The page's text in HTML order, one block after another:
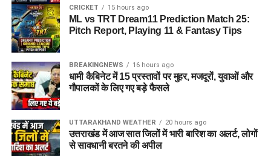
CRICKET 15 hours ago
ML vs TRT Dream11 Prediction Match 25:
Pitch Report, Playing 11 & Fantasy Tips
BREAKINGNEWS 16 hours ago
धामी कैबिनेट में 15 प्रस्तावों पर मुहर, मजदूरों, युवाओं और
गौपालकों के लिए गए बड़े फैसले
UTTARAKHAND WEATHER 20 hours ago
उत्तराखंड में आज सात जिलों में भारी बारिश का अलर्ट, लोगों
से सावधानी बरतने की अपील